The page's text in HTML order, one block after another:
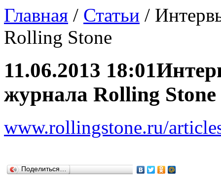
Главная / Статьи /
Rolling Stone
11.06.2013 18:01
журнала Rolling Stone
www.rollingstone.ru/
Поделиться…